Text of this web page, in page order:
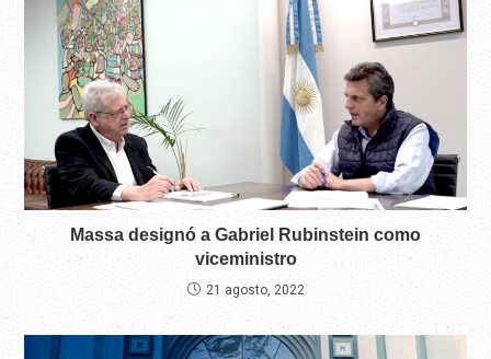
Massa designó a Gabriel Rubinstein como
viceministro
21 agosto, 2022